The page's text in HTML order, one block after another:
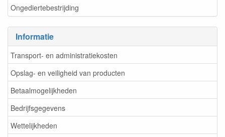
Ongediertebestrijding
Informatie
Transport- en administratiekosten
Opslag- en veiligheid van producten
Betaalmogelijkheden
Bedrijfsgegevens
Wettelijkheden